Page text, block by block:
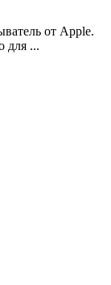
от Apple.
для ...